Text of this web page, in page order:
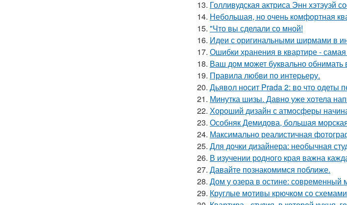
13. Голливудская актриса Энн хэтэуэй
14. Небольшая, но очень комфортная
15. "Что вы сделали со мной!
16. Идеи с оригинальными ширмами в
17. Ошибки хранения в квартире -
18. Ваш дом может буквально обнимать
19. Правила любви по интеpьеpу.
20. Дьявол носит Prada 2: во что одеты
21. Минутка шизы. Давно уже хотела
22. Хороший дизайн с атмосферы
23. Особняк Демидова, большая
24. Максимально реалистичная
25. Для дочки дизайнера: необычная
26. В изучении родного края важна
27. Давайте познакомимся поближе.
28. Дом у озера в остине: современный
29. Круглые мотивы крючком со